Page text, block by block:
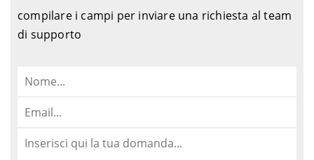
compilare i campi per inviare una richiesta al team
di supporto